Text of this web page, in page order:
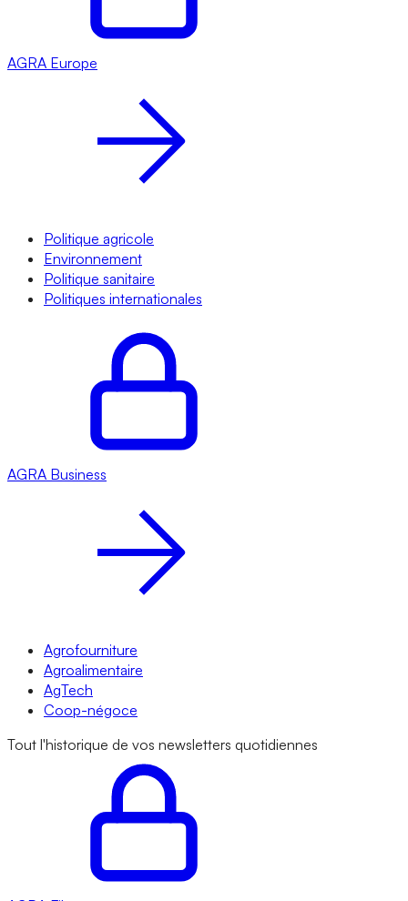
AGRA Europe
Politique agricole
Environnement
Politique sanitaire
Politiques internationales
AGRA Business
Agrofourniture
Agroalimentaire
AgTech
Coop-négoce
Tout l'historique de vos newsletters quotidiennes